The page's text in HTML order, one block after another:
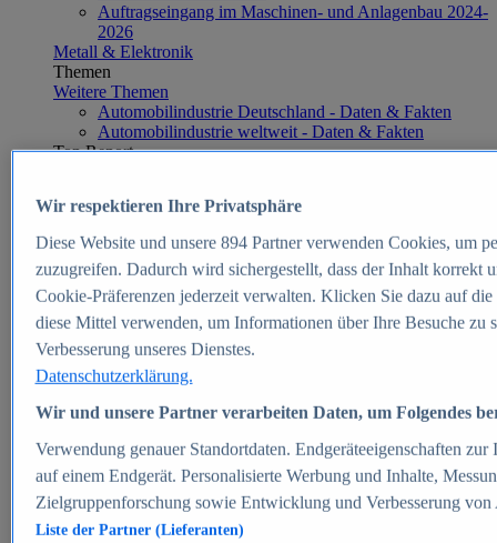
Auftragseingang im Maschinen- und Anlagenbau 2024-
2026
Metall & Elektronik
Themen
Weitere Themen
Automobilindustrie Deutschland - Daten & Fakten
Automobilindustrie weltweit - Daten & Fakten
Top Report
Zum Report
E-commerce
Beliebte Statistiken
Aktuelle Statistiken
E-Commerce - Entwicklung des Umsatzes in
Deutschland 1999-2025
Umsatz von Amazon in Deutschland und weltweit
2010-2025
B2C-E-Commerce: Top-50 Online Shops in
Deutschland 2024
Marktanteile von Online-Zahlungsverfahren in
Deutschland 2024
Umsatzstarke Warengruppen im Online-Handel in
Deutschland 2023-2025
Wir respektieren Ihre Privatsphäre
Diese Website und unsere 894Partner verwenden Cookies, um
zuzugreifen. Dadurch wird sichergestellt, dass der Inhalt korrekt
Cookie-Präferenzen jederzeit verwalten. Klicken Sie dazu auf
diese Mittel verwenden, um Informationen über Ihre Besuche
Verbesserung unseres Dienstes.
Datenschutzerklärung.
Wir und unsere Partner verarbeiten Daten, um Folgendes
Verwendung genauer Standortdaten. Endgeräteeigenschaften
auf einem Endgerät. Personalisierte Werbung und Inhalte,
Zielgruppenforschung sowie Entwicklung und Verbesserung von
Liste der Partner (Lieferanten)